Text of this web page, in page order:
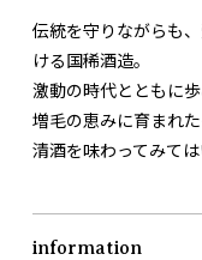
伝統を守りながらも
ける国稀酒造。
激動の時代とともに歩
増毛の恵みに育まれ
清酒を味わってみては
information